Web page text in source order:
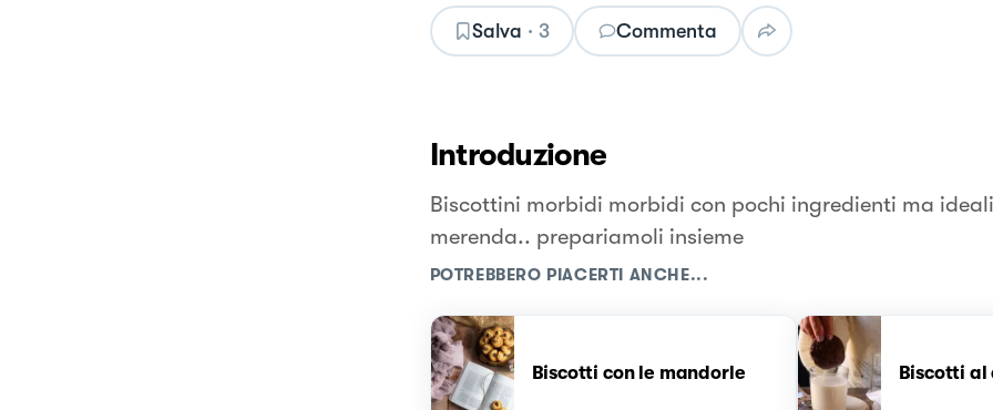
Salva · 3 Commenta
Introduzione
Biscottini morbidi morbidi con pochi ingredienti ma
merenda.. prepariamoli insieme
POTREBBERO PIACERTI ANCHE...
Biscotti con le mandorle Biscotti al